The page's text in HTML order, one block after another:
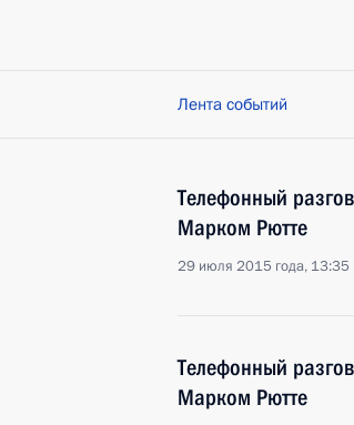
Лента событий
Телефонный
Марком Рютте
29 июля 2015 года, 13:35
Телефонный
Марком Рютте